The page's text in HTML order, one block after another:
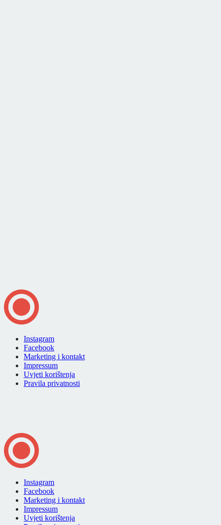
Instagram
Facebook
Marketing i kontakt
Impressum
Uvjeti korištenja
Pravila privatnosti
Instagram
Facebook
Marketing i kontakt
Impressum
Uvjeti korištenja